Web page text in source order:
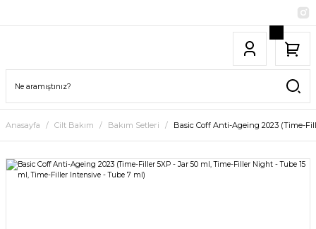
Anasayfa Cilt Bakım Bakım Setleri Basic Coff Anti-Ageing 2023 (Time-